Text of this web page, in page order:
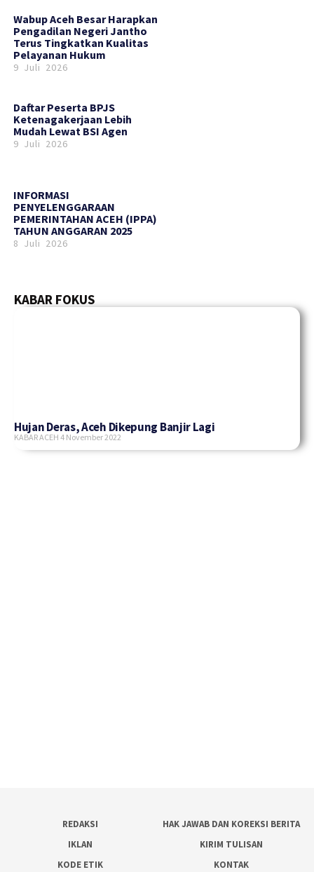
Wabup Aceh Besar Harapkan
Pengadilan Negeri Jantho
Terus Tingkatkan Kualitas
Pelayanan Hukum
9 Juli 2026
Daftar Peserta BPJS
Ketenagakerjaan Lebih
Mudah Lewat BSI Agen
9 Juli 2026
INFORMASI
PENYELENGGARAAN
PEMERINTAHAN ACEH (IPPA)
TAHUN ANGGARAN 2025
8 Juli 2026
KABAR FOKUS
Hujan Deras, Aceh Dikepung Banjir Lagi
KABAR ACEH 4 November 2022
REDAKSI
HAK JAWAB DAN KOREKSI BERITA
IKLAN
KIRIM TULISAN
KODE ETIK
KONTAK